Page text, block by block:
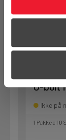
Logg inn
U-bolt
Ikke på
1 Pakke a 10